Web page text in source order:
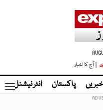
| آج کا اخبار
پاکستان انٹر نیشنل